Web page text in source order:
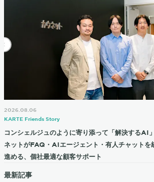
2026.08.06
KARTE Friends Story
コンシェルジュのように寄り添って「解決するAI
ネットがFAQ・AIエージェント・有人チャットを
進める、個社最適な顧客サポート
最新記事